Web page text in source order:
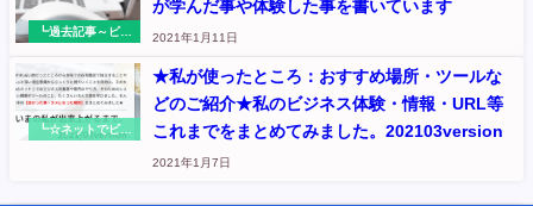
記事
┗過去記事～ビジ
ビジネス集客のシ
ステム作りへ
が学んだ事や体験した事を書いています
2021年1月11日
┗☆ネットでビジ
★私が使ったところ：おすすめ場所・ツールな
どのご紹介★私のビジネス体験・情報・URL等
これまでをまとめてみました。202103version
2021年1月7日